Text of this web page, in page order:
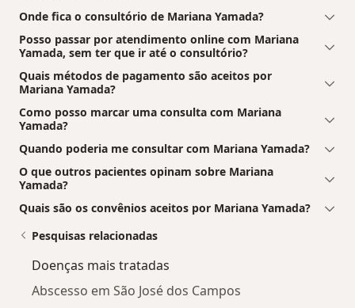
Onde fica o consultório de Mariana Yamada?
Posso passar por atendimento online com Mariana
Yamada, sem ter que ir até o consultório?
Quais métodos de pagamento são aceitos por
Mariana Yamada?
Como posso marcar uma consulta com Mariana
Yamada?
Quando poderia me consultar com Mariana Yamada?
O que outros pacientes opinam sobre Mariana
Yamada?
Quais são os convênios aceitos por Mariana Yamada?
Pesquisas relacionadas
Doenças mais tratadas
Abscesso em São José dos Campos